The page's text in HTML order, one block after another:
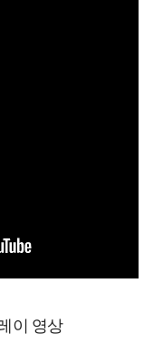
이 영상